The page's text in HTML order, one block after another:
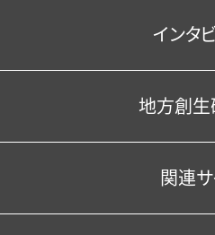
公表
学部学科並びに
在籍担
キャンパ
キャンパ
松平記念
アク
地域経済デザ
公共政策
経営学科
経営・会
国際ビジネ
教員
経済学部
経済学部
就職⽀援プ
エクステンショ
学生
年間行事（学
クラブ活動
インタ
卒業生
在学生
地方創
地方創生
関連サ